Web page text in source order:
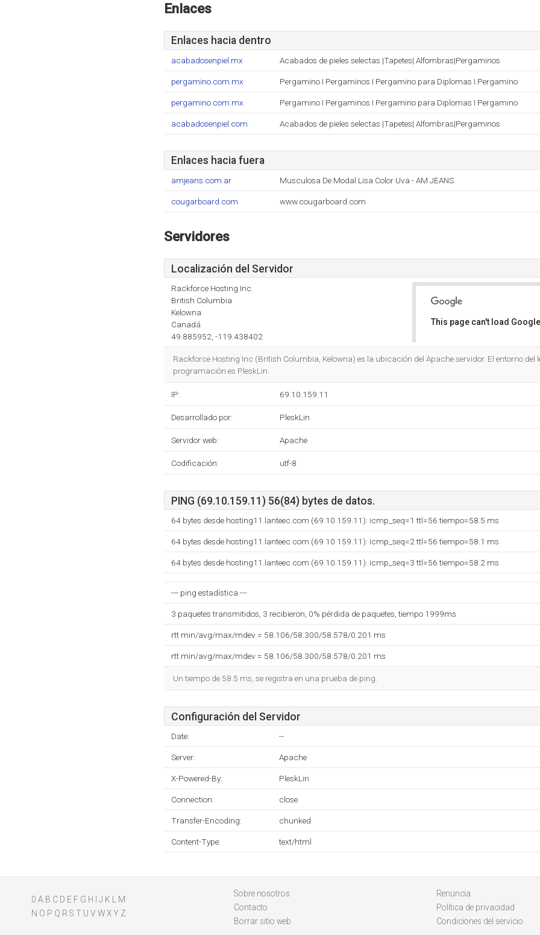
Enlaces
Enlaces hacia dentro
acabadosenpiel.mx Acabados de pieles selectas |Tapetes| Alfombras|Pergaminos
pergamino.com.mx Pergamino I Pergaminos I Pergamino para Diplomas I Pergamino
pergamino.com.mx Pergamino I Pergaminos I Pergamino para Diplomas I Pergamino
acabadosenpiel.com Acabados de pieles selectas |Tapetes| Alfombras|Pergaminos
Enlaces hacia fuera
amjeans.com.ar Musculosa De Modal Lisa Color Uva - AM JEANS
cougarboard.com www.cougarboard.com
Servidores
Localización del Servidor
Rackforce Hosting Inc.
British Columbia
Kelowna
Canadá
49.885952, -119.438402
This page can't load
Rackforce Hosting Inc (British Columbia, Kelowna) es la ubicación del Apache servidor. El entorno del
programación es PleskLin.
IP: 69.10.159.11
Desarrollado por: PleskLin
Servidor web: Apache
Codificación: utf-8
PING (69.10.159.11) 56(84) bytes de datos.
64 bytes desde hosting11.lanteec.com (69.10.159.11): icmp_seq=1 ttl=56 tiempo=58.5 ms
64 bytes desde hosting11.lanteec.com (69.10.159.11): icmp_seq=2 ttl=56 tiempo=58.1 ms
64 bytes desde hosting11.lanteec.com (69.10.159.11): icmp_seq=3 ttl=56 tiempo=58.2 ms
--- ping estadística ---
3 paquetes transmitidos, 3 recibieron, 0% pérdida de paquetes, tiempo 1999ms
rtt min/avg/max/mdev = 58.106/58.300/58.578/0.201 ms
rtt min/avg/max/mdev = 58.106/58.300/58.578/0.201 ms
Un tiempo de 58.5 ms, se registra en una prueba de ping.
Configuración del Servidor
Date: --
Server: Apache
X-Powered-By: PleskLin
Connection: close
Transfer-Encoding: chunked
Content-Type: text/html
0 A B C D E F G H J K
M
N O P Q R S T U V WXY Z
Sobre nosotros
Contacto
Borrar sitio web
Renuncia
Política de privacidad
Condiciones del servicio